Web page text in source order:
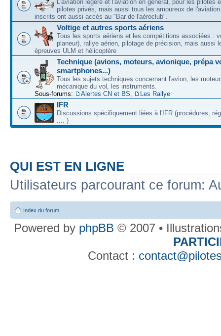
L'aviation légère et l'aviation en général, pour les pilotes
pilotes privés, mais aussi tous les amoureux de
inscrits ont aussi accès au "Bar de l'aéroclub".
Voltige et autres sports aériens
Tous les sports aériens et les compétitions associées :
planeur), rallye aérien, pilotage de précision, mais aussi
épreuves ULM et hélicoptère
Technique (avions, moteurs, avionique, prépa
smartphones...)
Tous les sujets techniques concernant l'avion, les
mécanique du vol, les instruments.
Sous-forums:
Alertes CN et BS, Les Rallye
IFR
Discussions spécifiquement liées à l'IFR (procédures,
.... )
QUI EST EN LIGNE
Utilisateurs parcourant ce forum:
Index du forum
Powered by phpBB © 2007 •
Contact :